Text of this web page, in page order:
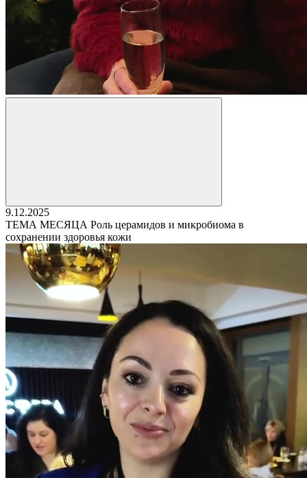
9.12.2025
ТЕМА МЕСЯЦА Роль церамидов и микробиома в
сохранении здоровья кожи